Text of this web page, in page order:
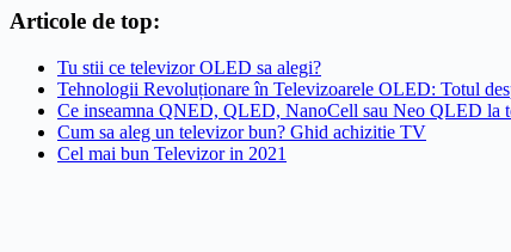
Articole de top:
Tu stii ce televizor OLED sa alegi?
Tehnologii Revoluționare în Televizoarele OLED: Totul
Ce inseamna QNED, QLED, NanoCell sau Neo QLED la
Cum sa aleg un televizor bun? Ghid achizitie TV
Cel mai bun Televizor in 2021